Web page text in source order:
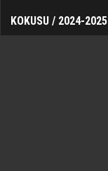
KOKUSU / 2024-2025